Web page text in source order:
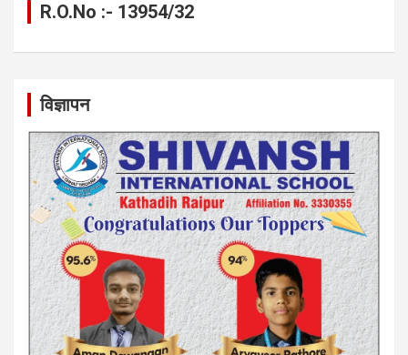
R.O.No :- 13954/32
विज्ञापन